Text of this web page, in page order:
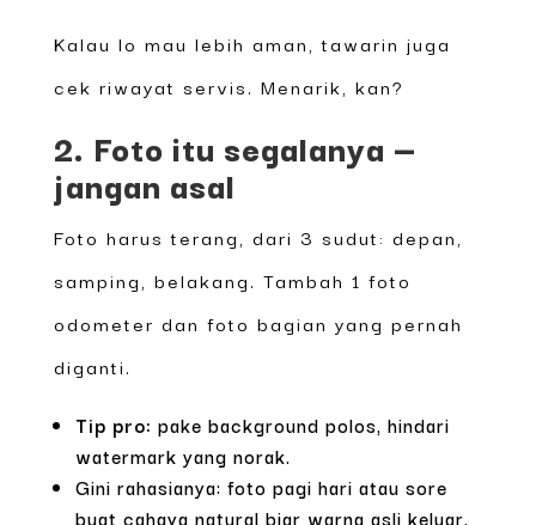
Kalau lo mau lebih aman, tawarin juga
cek riwayat servis. Menarik, kan?
2. Foto itu segalanya —
jangan asal
Foto harus terang, dari 3 sudut: depan,
samping, belakang. Tambah 1 foto
odometer dan foto bagian yang pernah
diganti.
Tip pro: pake background polos, hindari
watermark yang norak.
Gini rahasianya: foto pagi hari atau sore
buat cahaya natural biar warna asli keluar.